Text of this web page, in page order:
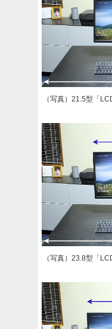
（写真）21.5型「
（写真）23.8型「